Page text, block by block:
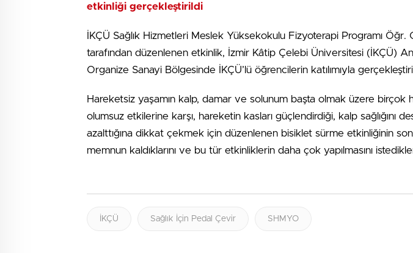
etkinliği gerçekleştirildi
İKÇÜ Sağlık Hizmetleri Meslek Yüksekokulu Fizyoterapi Programı Öğr.
tarafından düzenlenen etkinlik, İzmir Kâtip Çelebi Üniversitesi (İKÇÜ)
Organize Sanayi Bölgesinde İKÇÜ’lü öğrencilerin katılımıyla
Hareketsiz yaşamın kalp, damar ve solunum başta olmak üzere birçok
olumsuz etkilerine karşı, hareketin kasları güçlendirdiği, kalp sağlığını
azalttığına dikkat çekmek için düzenlenen bisiklet sürme etkinliğinin
memnun kaldıklarını ve bu tür etkinliklerin daha çok yapılmasını
İKÇÜ Sağlık İçin Pedal Çevir SHMYO